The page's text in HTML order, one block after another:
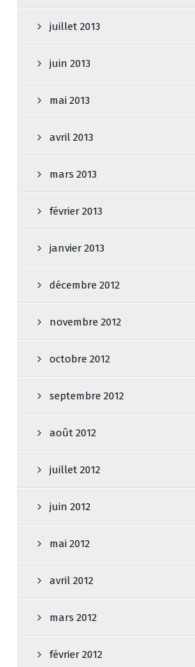
juillet 2013
juin 2013
mai 2013
avril 2013
mars 2013
février 2013
janvier 2013
décembre 2012
novembre 2012
octobre 2012
septembre 2012
août 2012
juillet 2012
juin 2012
mai 2012
avril 2012
mars 2012
février 2012